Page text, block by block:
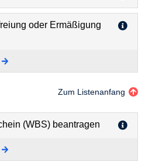
oder Ermäßigung
Zum Listenanfang
(WBS) beantragen